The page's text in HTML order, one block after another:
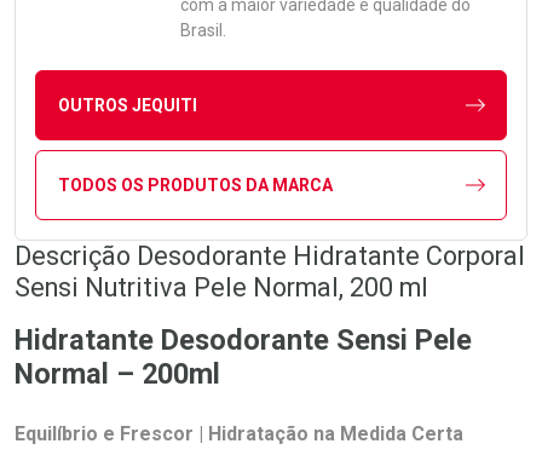
com a maior variedade e qualidade do
Brasil.
OUTROS JEQUITI
TODOS OS PRODUTOS DA MARCA
Descrição Desodorante Hidratante Corporal
Sensi Nutritiva Pele Normal, 200 ml
Hidratante Desodorante Sensi Pele
Normal – 200ml
Equilíbrio e Frescor | Hidratação na Medida Certa